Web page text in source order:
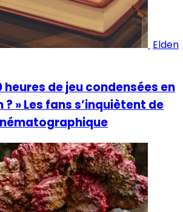
Elden
heures de jeu condensées en
? » Les fans s’inquiètent de